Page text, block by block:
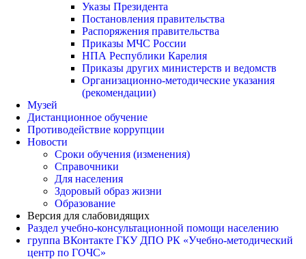
Указы Президента
Постановления правительства
Распоряжения правительства
Приказы МЧС России
НПА Республики Карелия
Приказы других министерств и ведомств
Организационно-методические указания
(рекомендации)
Музей
Дистанционное обучение
Противодействие коррупции
Новости
Сроки обучения (изменения)
Справочники
Для населения
Здоровый образ жизни
Образование
Версия для слабовидящих
Раздел учебно-консультационной помощи населению
группа ВКонтакте ГКУ ДПО РК «Учебно-методический
центр по ГОЧС»